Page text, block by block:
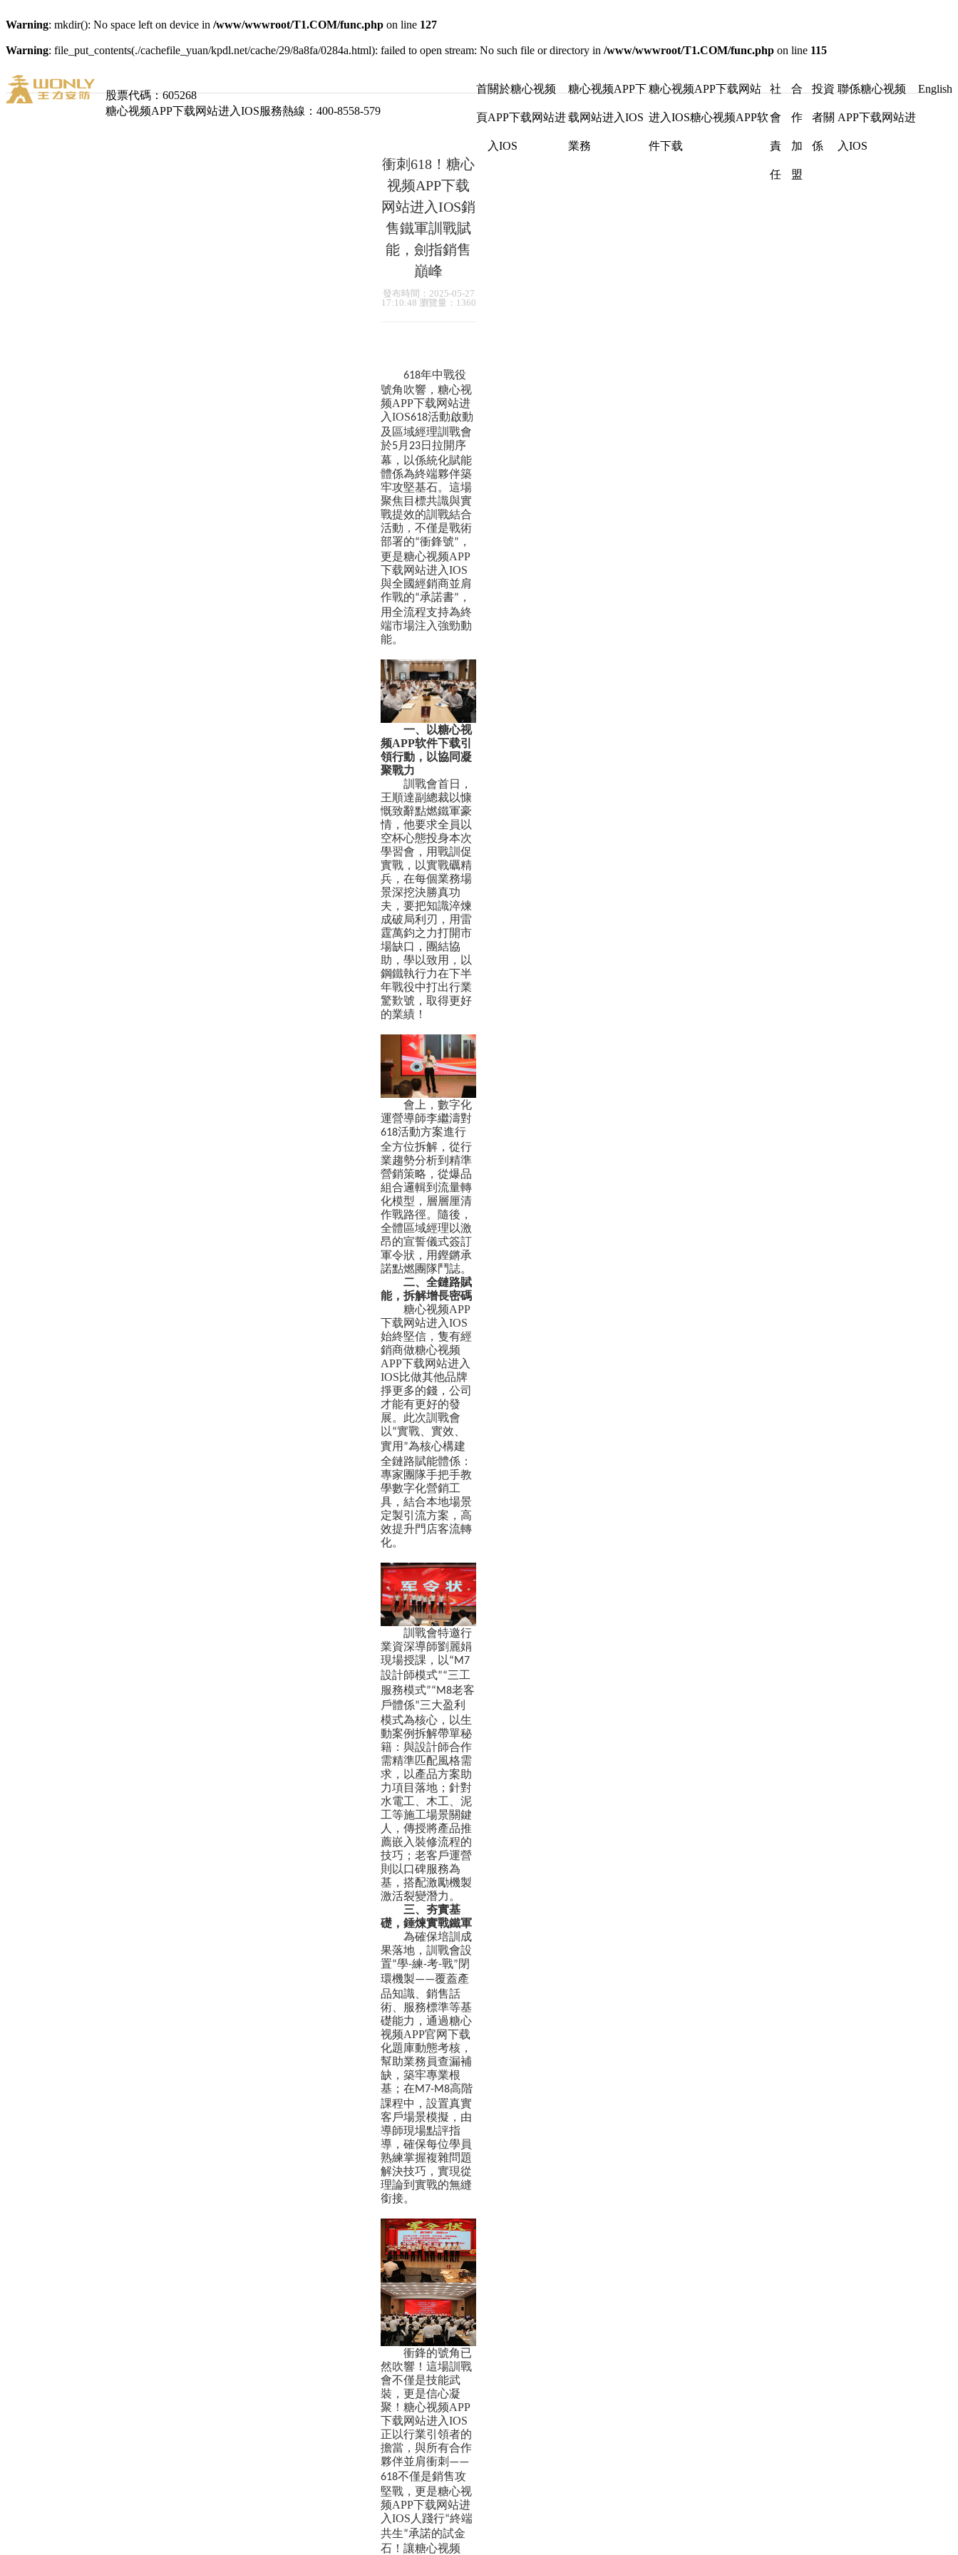
Warning: mkdir(): No space left on device in /www/wwwroot/T1.COM/func.php on line 127
Warning: file_put_contents(./cachefile_yuan/kpdl.net/cache/29/8a8fa/0284a.html): failed to open stream: No such file or directory in /www/wwwroot/T1.COM/func.php on line 115
股票代碼：605268
糖心视频APP下载网站进入IOS服務熱線：400-8558-579
首
頁
關於糖心视频
APP下载网站进
入IOS
糖心视频APP下
载网站进入IOS
業務
糖心视频APP下载网站
进入IOS糖心视频APP软
件下载
社
會
責
任
合
作
加
盟
投資
者關
係
聯係糖心视频
APP下载网站进
入IOS
English
衝刺618！糖心
视频APP下载
网站进入IOS銷
售鐵軍訓戰賦
能，劍指銷售
巔峰
發布時間 ：2025-05-27
17:10:48 瀏覽量： 1360
618年中戰役
號角吹響，糖心视
频APP下载网站进
入IOS618活動啟動
及區域經理訓戰會
於5月 23日拉開序
幕，以係統化賦能
體係為終端夥伴築
牢攻堅基石。這場
聚焦目標共識與實
戰提效的訓戰結合
活動，不僅是戰術
部署的“衝鋒號” ，
更是糖心视频APP
下载网站进入IOS
與全國經銷商並肩
作戰的“承諾書” ，
用全流程支持為終
端市場注入強勁動
能。
一、
以糖心视
频APP软件下载引
領行動 ， 以協同凝
聚戰力
訓戰會首日，
王順達副總裁以慷
慨致辭點燃鐵軍豪
情，他要求全員以
空杯心態投身本次
學習會，用戰訓促
實戰，以實戰礪精
兵，在每個業務場
景深挖決勝真功
夫，要把知識淬煉
成破局利刃，用雷
霆萬鈞之力打開市
場缺口，團結協
助，學以致用，以
鋼鐵執行力在下半
年戰役中打出行業
驚歎號，取得更好
的業績！
會上，數字化
運營導師李繼濤對
618活動方案進行
全方位拆解，從行
業趨勢分析到精準
營銷策略，從爆品
組合邏輯到流量轉
化模型，層層厘清
作戰路徑。隨後，
全體區域經理以激
昂的宣誓儀式簽訂
軍令狀，用鏗鏘承
諾點燃團隊鬥誌。
二、全鏈路賦
能，拆解增長密碼
糖心视频APP
下载网站进入IOS
始終堅信，隻有經
銷商做糖心视频
APP下载网站进入
IOS比做其他品牌
掙更多的錢，公司
才能有更好的發
展。此次訓戰會
以“實戰、實效、
實用 ”為核心構建
全鏈路賦能體係：
專家團隊手把手教
學數字化營銷工
具，結合本地場景
定製引流方案，高
效提升門店客流轉
化。
訓戰會特邀行
業資深導師劉麗娟
現場授課，以“M7
設計師模式”“三工
服務模式”“M8老客
戶體係”三大盈利
模式為核心，以生
動案例拆解帶單秘
籍：與設計師合作
需精準匹配風格需
求，以產品方案助
力項目落地；針對
水電工、木工、泥
工等施工場景關鍵
人，傳授將產品推
薦嵌入裝修流程的
技巧；老客戶運營
則以口碑服務為
基，搭配激勵機製
激活裂變潛力。
三、夯實基
礎 ，錘煉實戰鐵軍
為確保培訓成
果落地，訓戰會設
置“學-練-考-戰”閉
環機製——覆蓋產
品知識、銷售話
術、服務標準等基
礎能力，通過糖心
视频APP官网下载
化題庫動態考核，
幫助業務員查漏補
缺，築牢專業根
基；在M7-M8高階
課程中，設置真實
客戶場景模擬，由
導師現場點評指
導，確保每位學員
熟練掌握複雜問題
解決技巧，實現從
理論到實戰的無縫
銜接。
衝鋒的號角已
然吹響！這場訓戰
會不僅是技能武
裝，更是信心凝
聚！糖心视频APP
下载网站进入IOS
正以行業引領者的
擔當，與所有合作
夥伴並肩衝刺 ——
618不僅是銷售攻
堅戰，更是糖心视
频APP下载网站进
入IOS人踐行“終端
共生”承諾的試金
石！讓糖心视频